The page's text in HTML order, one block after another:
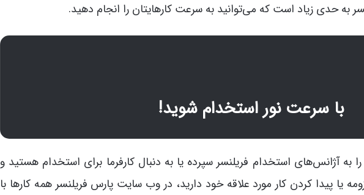
به حدی زیاد است که می‌توانید به سرعت کارهایتان را انجام دهید.
با سرعت نور استخدام شوید!
به آژانس‌های استخدام فریلنسر سپرده یا به دنبال کارفرما برای استخدام هستید و
یا پیدا کردن کار مورد علاقه خود دارید، در وب سایت پارس فریلنسر همه کارها با